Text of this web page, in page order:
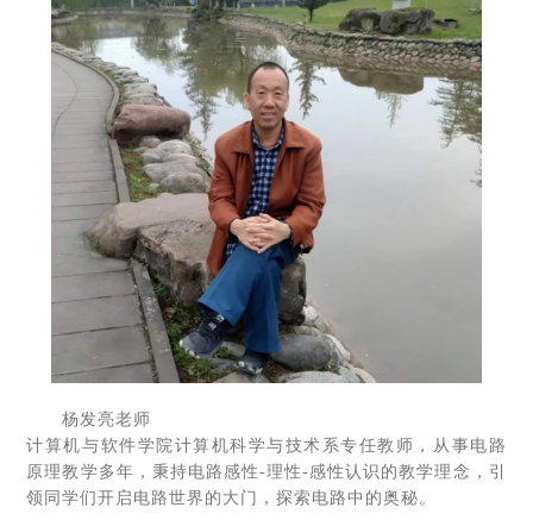
杨发亮老师
计算机与软件学院计算机科学与技术系专任教师，从事电路
原理教学多年，秉持电路感性-理性-感性认识的教学理念，引
领同学们开启电路世界的大门，探索电路中的奥秘。